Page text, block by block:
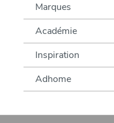
Marques
Académie
Inspiration
Adhome